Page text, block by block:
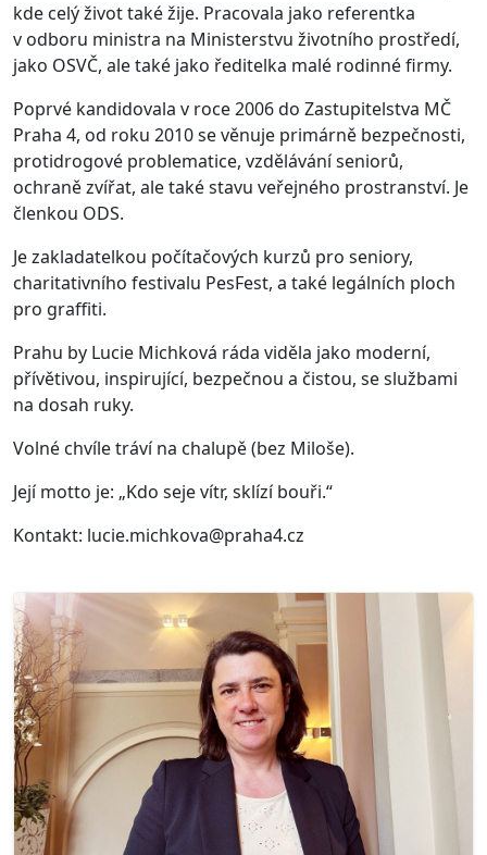
kde celý život také žije. Pracovala jako referentka
v odboru ministra na Ministerstvu životního prostředí,
jako OSVČ, ale také jako ředitelka malé rodinné firmy.
Poprvé kandidovala v roce 2006 do Zastupitelstva MČ
Praha 4, od roku 2010 se věnuje primárně bezpečnosti,
protidrogové problematice, vzdělávání seniorů,
ochraně zvířat, ale také stavu veřejného prostranství. Je
členkou ODS.
Je zakladatelkou počítačových kurzů pro seniory,
charitativního festivalu PesFest, a také legálních ploch
pro graffiti.
Prahu by Lucie Michková ráda viděla jako moderní,
přívětivou, inspirující, bezpečnou a čistou, se službami
na dosah ruky.
Volné chvíle tráví na chalupě (bez Miloše).
Její motto je: „Kdo seje vítr, sklízí bouři.“
Kontakt: lucie.michkova@praha4.cz